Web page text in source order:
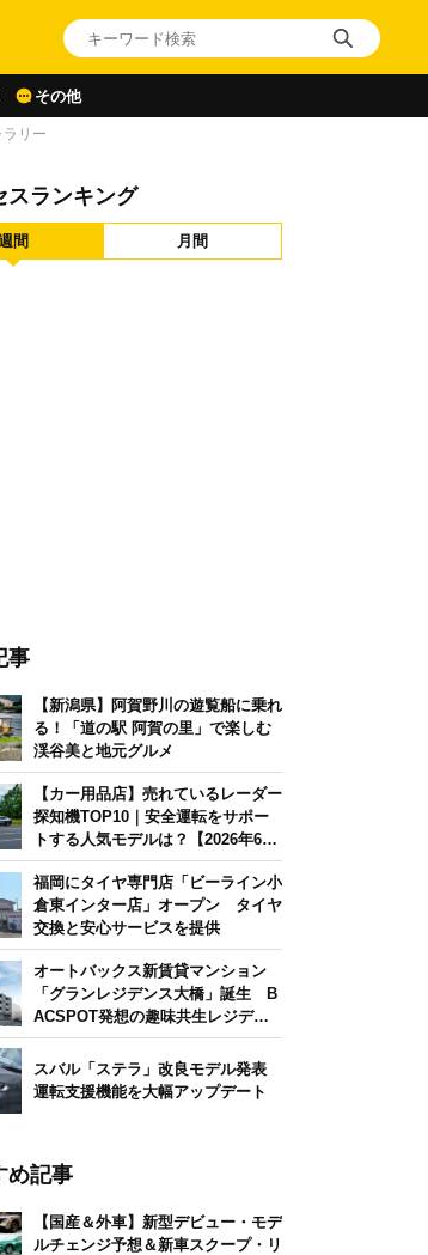
その他
リー
CC BY-SA 2.0
スランキング
間 月間
事
【新潟県】阿賀野川の遊覧船に乗れ
る！「道の駅 阿賀の里」で楽しむ
渓谷美と地元グルメ
【カー用品店】売れているレーダー
探知機TOP10｜安全運転をサポー
トする人気モデルは？【2026年6月
版】
福岡にタイヤ専門店「ビーライン小
倉東インター店」オープン タイヤ
交換と安心サービスを提供
オートバックス新賃貸マンション
「グランレジデンス大橋」誕生 B
ACSPOT発想の趣味共生レジデン
ス
スバル「ステラ」改良モデル発表
運転支援機能を大幅アップデート
め記事
【国産＆外車】新型デビュー・モデ
ルチェンジ予想＆新車スクープ・リ